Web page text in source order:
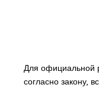
Для официальной
согласно закону,